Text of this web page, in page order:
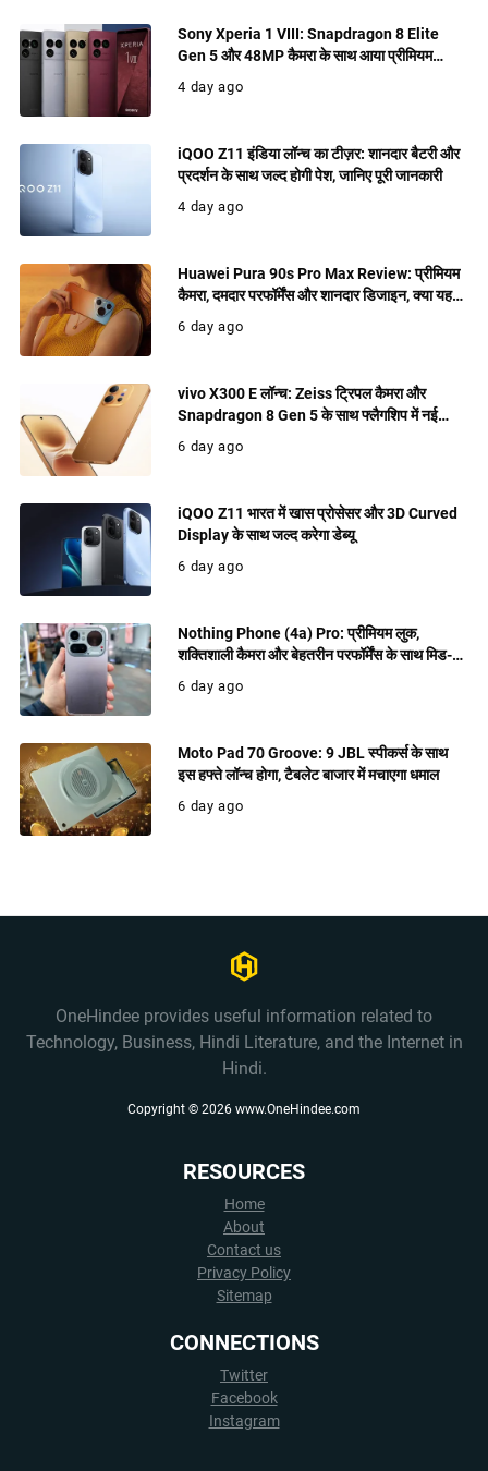
Sony Xperia 1 VIII: Snapdragon 8 Elite
Gen 5 और 48MP कैमरा के साथ आया प्रीमियम
फ्लैगशिप, जानिए फीचर्स
4 day ago
iQOO Z11 इंडिया लॉन्च का टीज़र: शानदार बैटरी और
प्रदर्शन के साथ जल्द होगी पेश, जानिए पूरी जानकारी
4 day ago
Huawei Pura 90s Pro Max Review: प्रीमियम
कैमरा, दमदार परफॉर्मेंस और शानदार डिजाइन, क्या यह
खरीदने लायक फ्लैगशिप है?
6 day ago
vivo X300 E लॉन्च: Zeiss ट्रिपल कैमरा और
Snapdragon 8 Gen 5 के साथ फ्लैगशिप में नई
पेशकश
6 day ago
iQOO Z11 भारत में खास प्रोसेसर और 3D Curved
Display के साथ जल्द करेगा डेब्यू
6 day ago
Nothing Phone (4a) Pro: प्रीमियम लुक,
शक्तिशाली कैमरा और बेहतरीन परफॉर्मेंस के साथ मिड-
रेंज में धमाल मचाने को तैयार
6 day ago
Moto Pad 70 Groove: 9 JBL स्पीकर्स के साथ
इस हफ्ते लॉन्च होगा, टैबलेट बाजार में मचाएगा धमाल
6 day ago
OneHindee provides useful information related to
Technology, Business, Hindi Literature, and the Internet in
Hindi.
Copyright © 2026 www.OneHindee.com
RESOURCES
Home
About
Contact us
Privacy Policy
Sitemap
CONNECTIONS
Twitter
Facebook
Instagram